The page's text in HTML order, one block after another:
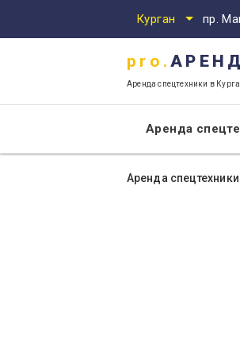
Курган пр.
pro.
Аренда спецтехники в
Аренда
Аренда спецтехники
pro.
Аренда спецтехники